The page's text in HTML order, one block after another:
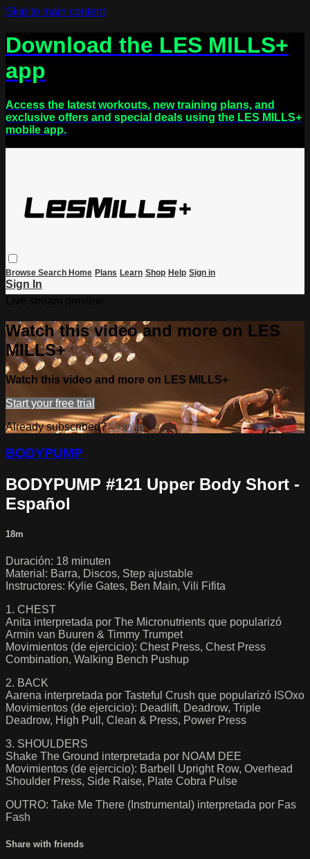
Skip to main content
Download the LES MILLS+
app
Access the latest workouts, new training plans, and
exclusive offers and special deals using the LES MILLS+
mobile app.
Browse Search Home Plans Learn Shop Help Sign in
Sign In
Watch this video and more on LES
MILLS+
Watch this video and more on LES MILLS+
Start your free trial
Already subscribed?Sign in
BODYPUMP
BODYPUMP #121 Upper Body Short -
Español
18m
Duración: 18 minuten
Material: Barra, Discos, Step ajustable
Instructores: Kylie Gates, Ben Main, Vili Fifita
1. CHEST
Anita interpretada por The Micronutrients que popularizó
Armin van Buuren & Timmy Trumpet
Movimientos (de ejercicio): Chest Press, Chest Press
Combination, Walking Bench Pushup
2. BACK
Aarena interpretada por Tasteful Crush que popularizó ISOxo
Movimientos (de ejercicio): Deadlift, Deadrow, Triple
Deadrow, High Pull, Clean & Press, Power Press
3. SHOULDERS
Shake The Ground interpretada por NOAM DEE
Movimientos (de ejercicio): Barbell Upright Row, Overhead
Shoulder Press, Side Raise, Plate Cobra Pulse
OUTRO: Take Me There (Instrumental) interpretada por Fas
Fash
Share with friends